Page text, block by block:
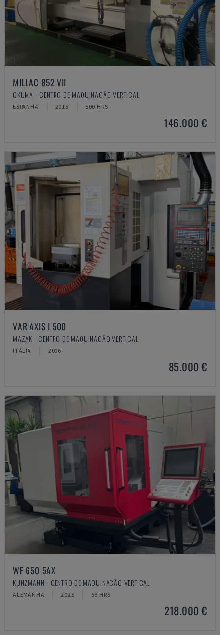
MILLAC 852 VII
OKUMA - CENTRO DE MAQUINAÇÃO VERTICAL
ESPANHA 2015 500 HRS
146.000 €
VARIAXIS I 500
MAZAK - CENTRO DE MAQUINAÇÃO VERTICAL
ITÁLIA 2006
85.000 €
WF 650 5AX
KUNZMANN - CENTRO DE MAQUINAÇÃO VERTICAL
ALEMANHA 2025 58 HRS
218.000 €